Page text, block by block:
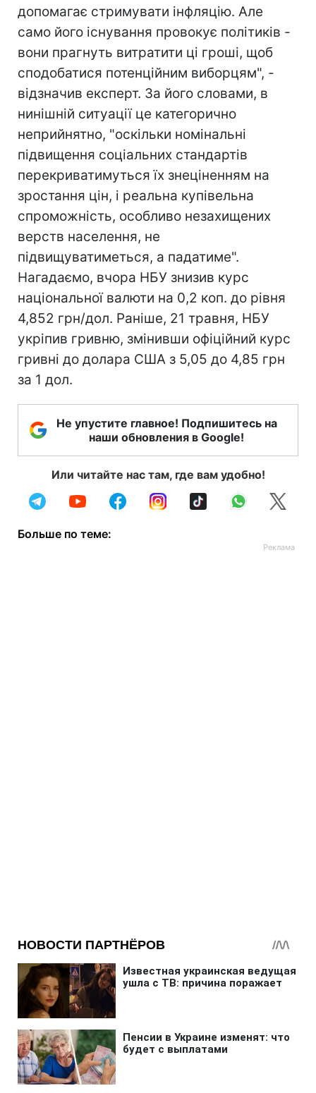
допомагає стримувати інфляцію. Але
само його існування провокує політиків -
вони прагнуть витратити ці гроші, щоб
сподобатися потенційним виборцям", -
відзначив експерт. За його словами, в
нинішній ситуації це категорично
неприйнятно, "оскільки номінальні
підвищення соціальних стандартів
перекриватимуться їх знеціненням на
зростання цін, і реальна купівельна
спроможність, особливо незахищених
верств населення, не
підвищуватиметься, а падатиме".
Нагадаємо, вчора НБУ знизив курс
національної валюти на 0,2 коп. до рівня
4,852 грн/дол. Раніше, 21 травня, НБУ
укріпив гривню, змінивши офіційний курс
гривні до долара США з 5,05 до 4,85 грн
за 1 дол.
Не упустите главное! Подпишитесь на
наши обновления в Google!
Или читайте нас там, где вам удобно!
Больше по теме: